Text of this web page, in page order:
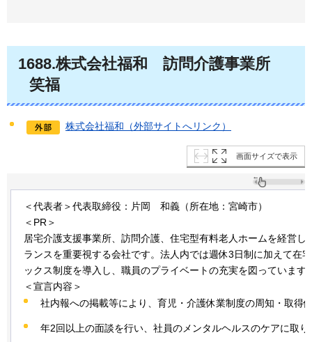
1688.株式会社福和
訪問介護事業所
笑福
株式会社福和（外部サイトへリンク）
画面サイズで表示
＜代表者＞代表取締役：片岡 和義 （所在地：宮崎市）
＜PR＞
居宅介護支援事業所、訪問介護、住宅型有料老人ホームを経営し
ランスを重要視する会社です。法人内では週休3日制に加えて在
ックス制度を導入し、職員のプライベートの充実を図っています
＜宣言内容＞
社内報への掲載等により、育児・介護休業制度の周知・取得
年2回以上の面談を行い、社員のメンタルヘルスのケアに取り